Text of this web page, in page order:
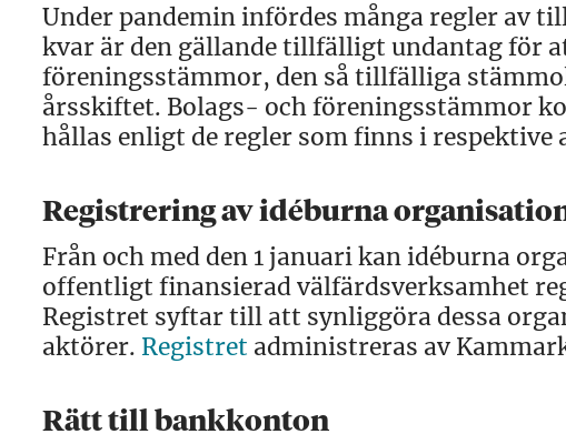
Under pandemin infördes många regler av
kvar är den gällande tillfälligt undantag för
föreningsstämmor, den så tillfälliga
årsskiftet. Bolags- och föreningsstämmor
hållas enligt de regler som finns i
Registrering av idéburna
Från och med den 1 januari kan idéburna
offentligt finansierad välfärdsverksamhet
Registret syftar till att synliggöra dessa
aktörer. Registret administreras av
Rätt till bankkonton